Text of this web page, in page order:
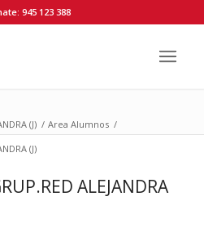
945 123 388
(J) / Area Alumnos /
(J)
ALEJANDRA